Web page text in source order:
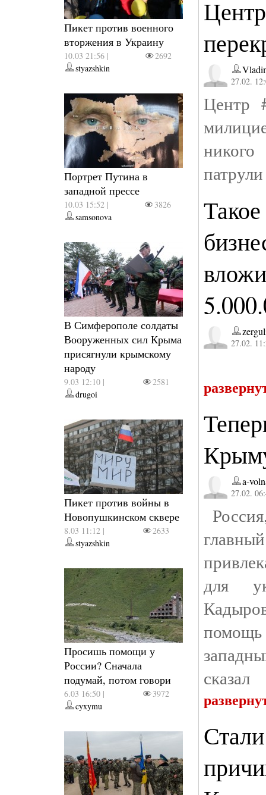
Пикет против военного
вторжения в Украину
10.03 21:56 |
2692
styazshkin
Портрет Путина в
западной прессе
10.03 15:52 |
3826
samsonova
В Симферополе солдаты
Вооруженных сил Крыма
присягнули крымскому
народу
9.03 12:10 |
2581
drugoi
Пикет против войны в
Новопушкинском сквере
8.03 11:12 |
2633
styazshkin
Просишь помощи у
России? Сначала
подумай, потом говори
6.03 16:50 |
3972
cyxymu
27.02.
Центр
27.02.
a-
27.02.
для
сказал